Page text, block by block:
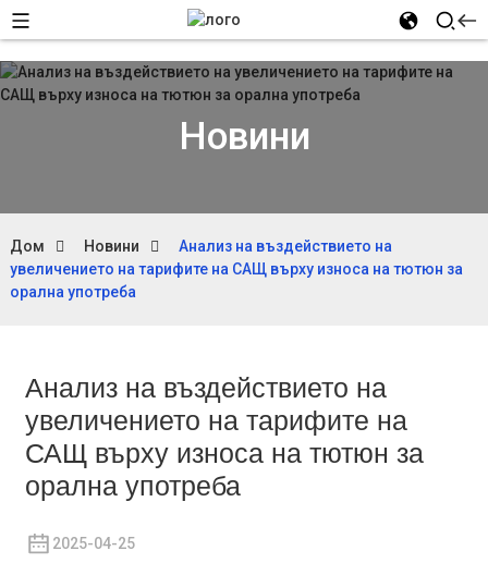
Новини
Дом Новини
Анализ на въздействието на
увеличението на тарифите на САЩ върху износа на тютюн за
орална употреба
Анализ на въздействието на
увеличението на тарифите на
САЩ върху износа на тютюн за
орална употреба
2025-04-25